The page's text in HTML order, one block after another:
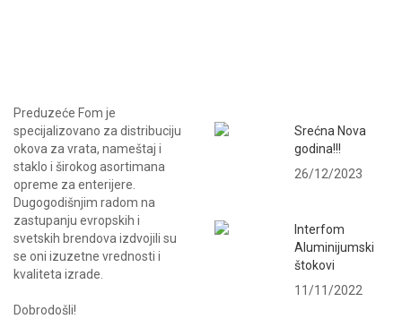
Preduzeće Fom je
specijalizovano za distribuciju
okova za vrata, nameštaj i
staklo i širokog asortimana
opreme za enterijere.
Dugogodišnjim radom na
zastupanju evropskih i
svetskih brendova izdvojili su
se oni izuzetne vrednosti i
kvaliteta izrade.
Dobrodošli!
Srećna Nova
godina!!!
26/12/2023
Interfom
Aluminijumski
štokovi
11/11/2022